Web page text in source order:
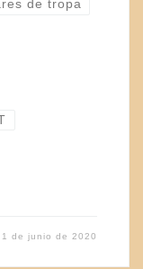
de tropa
1 de junio de 2020